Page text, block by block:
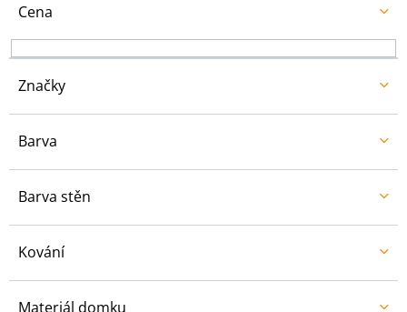
k
t
Cena
Značky
Barva
Barva stěn
Kování
Materiál domku